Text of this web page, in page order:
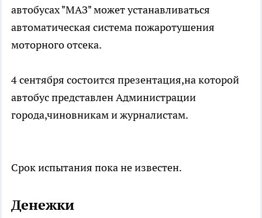
автобусах "МАЗ" может устанавливаться
автоматическая система пожаротушения
моторного отсека.
4 сентября состоится презентация,на которой
автобус представлен Администрации
города,чиновникам и журналистам.
Срок испытания пока не известен.
Денежки